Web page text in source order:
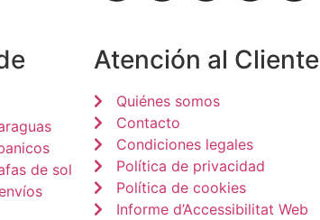
de sol
Atención al Cliente
Quiénes somos
Contacto
Condiciones legales
Política de privacidad
Política de cookies
Informe d’Accessibilitat Web